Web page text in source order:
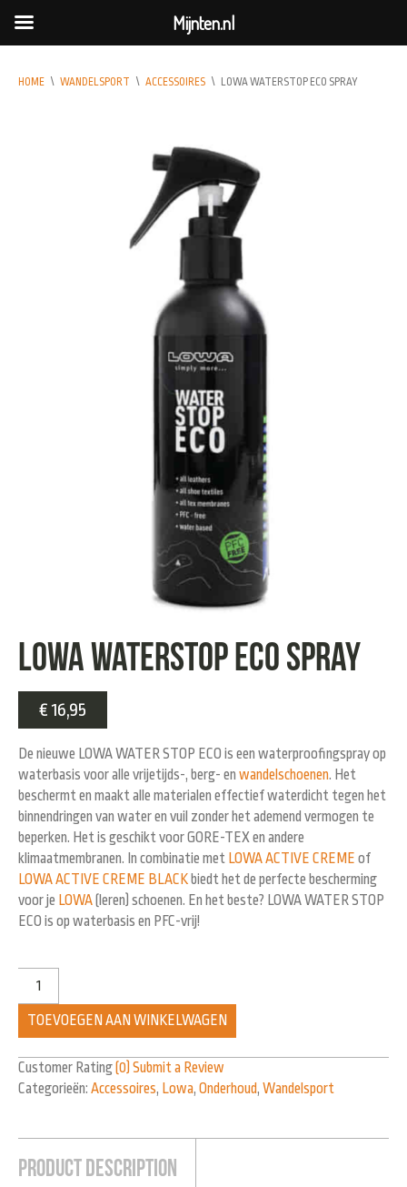
HOME \ WANDELSPORT \ ACCESSOIRES \ LOWA WATERSTOP ECO SPRAY
LOWA waterstop ECO spray
€ 16,95
De nieuwe LOWA WATER STOP ECO is een waterproofingspray op
waterbasis voor alle vrijetijds-, berg- en wandelschoenen. Het
beschermt en maakt alle materialen effectief waterdicht tegen het
binnendringen van water en vuil zonder het ademend vermogen te
beperken. Het is geschikt voor GORE-TEX en andere
klimaatmembranen. In combinatie met LOWA ACTIVE CREME of
LOWA ACTIVE CREME BLACKbiedt het de perfecte bescherming
voor je LOWA (leren) schoenen. En het beste? LOWA WATER STOP
ECO is op waterbasis en PFC-vrij!
TOEVOEGEN AAN WINKELWAGEN
Customer Rating(0) Submit a Review
Categorieën: Accessoires, Lowa, Onderhoud, Wandelsport
Product Description
Mijnten.nl